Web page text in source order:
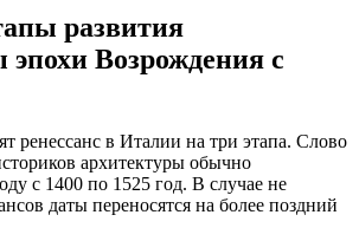
развития
эпохи Возрождения с
ренессанс в Италии на три этапа. Слово
архитектуры обычно
с 1400 по 1525 год. В случае не
даты переносятся на более поздний